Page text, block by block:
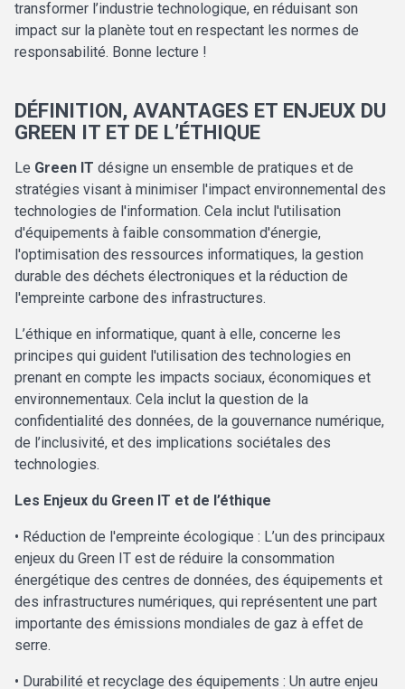
transformer l’industrie technologique, en réduisant son
impact sur la planète tout en respectant les normes de
responsabilité. Bonne lecture !
DÉFINITION, AVANTAGES ET ENJEUX DU
GREEN IT ET DE L’ÉTHIQUE
Le Green IT désigne un ensemble de pratiques et de
stratégies visant à minimiser l'impact environnemental des
technologies de l'information. Cela inclut l'utilisation
d'équipements à faible consommation d'énergie,
l'optimisation des ressources informatiques, la gestion
durable des déchets électroniques et la réduction de
l'empreinte carbone des infrastructures.
L’éthique en informatique, quant à elle, concerne les
principes qui guident l'utilisation des technologies en
prenant en compte les impacts sociaux, économiques et
environnementaux. Cela inclut la question de la
confidentialité des données, de la gouvernance numérique,
de l’inclusivité, et des implications sociétales des
technologies.
Les Enjeux du Green IT et de l’éthique
• Réduction de l'empreinte écologique : L’un des principaux
enjeux du Green IT est de réduire la consommation
énergétique des centres de données, des équipements et
des infrastructures numériques, qui représentent une part
importante des émissions mondiales de gaz à effet de
serre.
• Durabilité et recyclage des équipements : Un autre enjeu